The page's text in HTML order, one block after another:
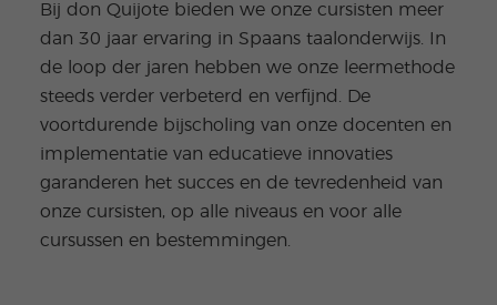
Bij don Quijote bieden we onze cursisten meer
dan 30 jaar ervaring in Spaans taalonderwijs. In
de loop der jaren hebben we onze leermethode
steeds verder verbeterd en verfijnd. De
voortdurende bijscholing van onze docenten en
implementatie van educatieve innovaties
garanderen het succes en de tevredenheid van
onze cursisten, op alle niveaus en voor alle
cursussen en bestemmingen.